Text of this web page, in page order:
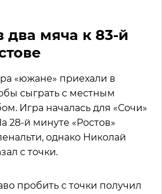
два мяча к 83-й
«южане» приехали в
сыграть с местным
Игра началась для «Сочи»
28-й минуте «Ростов»
однако Николай
с точки.
пробить с точки получил